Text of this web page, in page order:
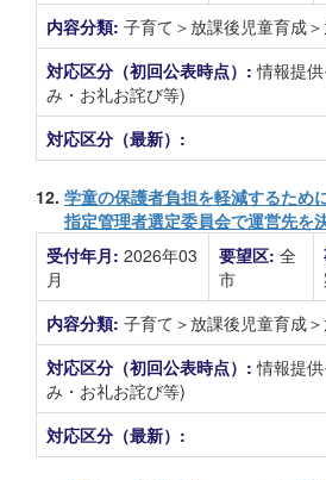
内容分類: 子育て＞放課後児童育成
対応区分（初回公表時点）:情報提
み・お礼お詫び等)
対応区分（最新）:
12. 学童の保護者負担を軽減するため
指定管理者選定委員会で運営先を
受付年月: 2026年03
月
要望区: 全
市
内容分類: 子育て＞放課後児童育成
対応区分（初回公表時点）:情報提
み・お礼お詫び等)
対応区分（最新）: